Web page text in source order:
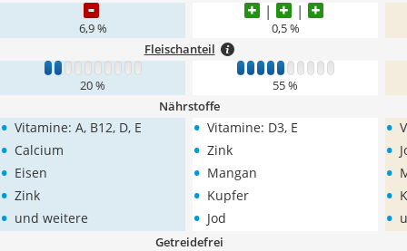
6,9 % 0,5 %
Fleischanteil
1 2 3 4 5 6 7 8 9 10
20 %
1 2 3 4 5 6 7 8 9 10
55 %
Nährstoffe
• Vitamine: A, B12, D, E
• Calcium
• Eisen
• Zink
• und weitere
• Vitamine: D3, E
• Zink
• Mangan
• Kupfer
• Jod
•
•
•
•
•
Getreidefrei